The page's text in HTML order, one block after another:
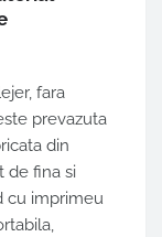
fara
prevazuta
din
de fina si
cu imprimeu